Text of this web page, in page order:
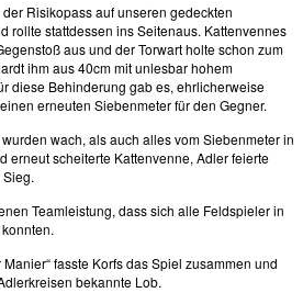
Risikopass auf unseren gedeckten
rollte stattdessen ins Seitenaus. Kattenvennes
aus und der Torwart holte schon zum
ihm aus 40cm mit unlesbar hohem
diese Behinderung gab es, ehrlicherweise
erneuten Siebenmeter für den Gegner.
wach, als auch alles vom Siebenmeter in
erneut scheiterte Kattenvenne, Adler feierte
Teamleistung, dass sich alle Feldspieler in
fasste Korfs das Spiel zusammen und
bekannte Lob.